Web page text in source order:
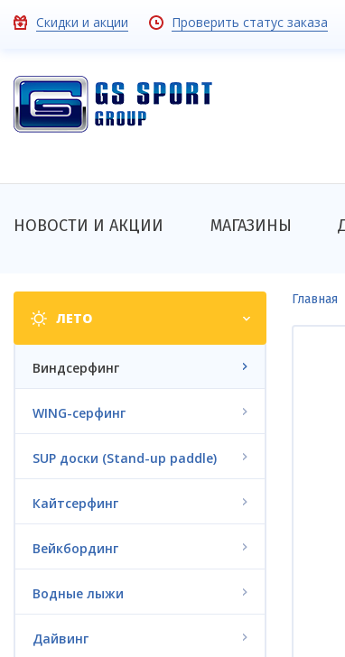
Toolbar
Скидки и акции Проверить статус заказа
Основная
НОВОСТИ И АКЦИИ МАГАЗИНЫ
categories
ЛЕТО
Виндсерфинг
WING-серфинг
SUP доски (Stand-up paddle)
Кайтсерфинг
Вейкбординг
Водные лыжи
Дайвинг
Главная